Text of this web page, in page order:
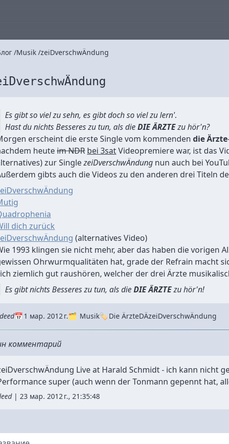
Musik zeiDverschwÄndung
Es gibt so viel zu sehn, es gibt doch so viel zu lern'.
Hast du nichts Besseres zu tun, als dieDIE ÄRZTEzu hör'n?
erscheint die erste Single vom kommenden die Ärzte
heuteim NDR bei 3satVideopremiere war, ist das
zur SinglezeiDverschwÄndung nun auch bei
gibts auch die Videos zu den anderen drei Titeln
dich zurück
(alternatives Video)
1993 klingen sie nicht mehr, aber das haben die vorigen
Ohrwurmqualitäten hat, grade der Refrain macht
ziemlich gut raushören, welcher der drei Ärzte
Es gibt nichts Besseres zu tun, als dieDIE ÄRZTEzu hör'n!
deed 1 мар. 2012 г. Musik Tags
Die ÄrzteDÄzeiDverschwÄndung
комментарий
Live at Harald Schmidt- ich kann nicht
super (auch wenn der Tonmann gepennt hat,
| 23 мар. 2012 г., 21:35:48